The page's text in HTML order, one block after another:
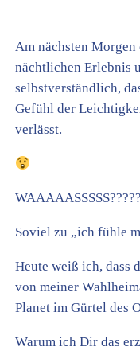
Am nächsten
nächtlichen Erlebnis
selbstverständlich,
Gefühl der
verlässt.
Soviel zu „ich fühle
Heute weiß ich, dass
von meiner
Planet im Gürtel des
Warum ich Dir das